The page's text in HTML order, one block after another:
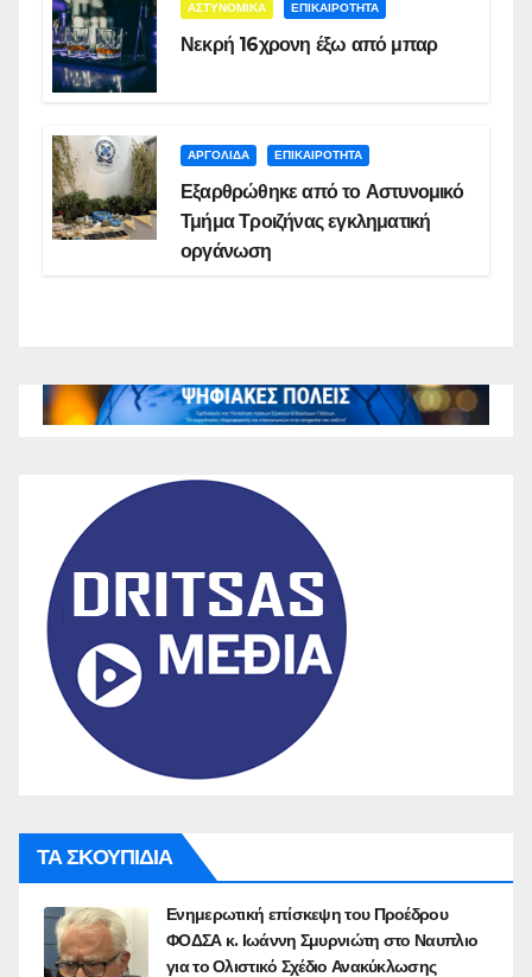
ΑΣΤΥΝΟΜΙΚΑ ΕΠΙΚΑΙΡΟΤΗΤΑ
Νεκρή 16χρονη έξω από μπαρ
ΑΡΓΟΛΙΔΑ ΕΠΙΚΑΙΡΟΤΗΤΑ
Εξαρθρώθηκε από το Αστυνομικό
Τμήμα Τροιζήνας εγκληματική
οργάνωση
ΤΑ ΣΚΟΥΠΙΔΙΑ
Ενημερωτική επίσκεψη του Προέδρου
ΦΟΔΣΑ κ. Ιωάννη Σμυρνιώτη στο Ναυπλιο
για το Ολιστικό Σχέδιο Ανακύκλωσης